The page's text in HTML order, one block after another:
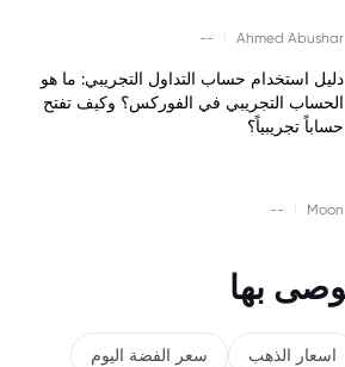
Ahmed Abushar
--
دليل استخدام حساب التداول التجريبي: ما هو
الحساب التجريبي في الفوركس؟ وكيف تفتح
حساباً تجريبياً؟
Moon
--
بها
اسعار الذهب سعر الفضة اليوم